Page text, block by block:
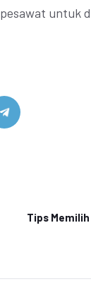
untuk
Tips